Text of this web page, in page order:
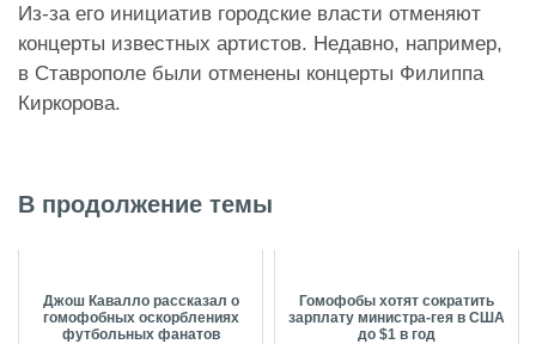
Из-за его инициатив городские власти отменяют
концерты известных артистов. Недавно, например,
в Ставрополе были отменены концерты Филиппа
Киркорова.
В продолжение темы
Джош Кавалло рассказал о
гомофобных оскорблениях
футбольных фанатов
Гомофобы хотят сократить
зарплату министра-гея в США
до $1 в год